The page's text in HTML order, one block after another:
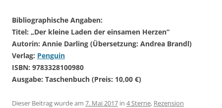
Bibliographische Angaben:
Titel: „Der kleine Laden der einsamen Herzen“
Autorin: Annie Darling (Übersetzung: Andrea Brandl)
Verlag: Penguin
ISBN: 9783328100980
Ausgabe: Taschenbuch (Preis: 10,00 €)
Dieser Beitrag wurde am 7. Mai 2017 in 4 Sterne, Rezension